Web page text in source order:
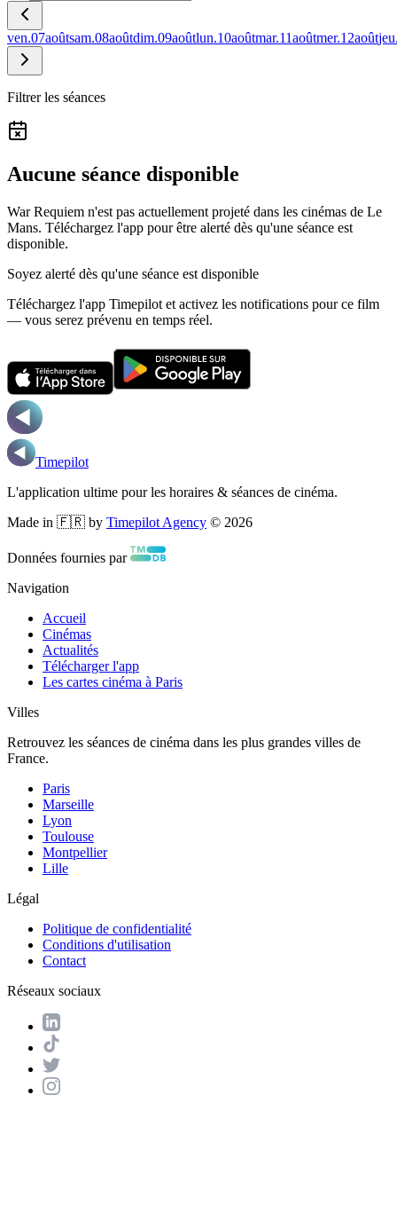
ven.07aoûtsam.08aoûtdim.09aoûtlun.10aoûtmar.11aoûtmer.12août
Filtrer les séances
Aucune séance disponible
War Requiem n'est pas actuellement projeté dans les cinémas de Le
Mans. Téléchargez l'app pour être alerté dès qu'une séance est
disponible.
Soyez alerté dès qu'une séance est disponible
Téléchargez l'app Timepilot et activez les notifications pour ce film
— vous serez prévenu en temps réel.
Timepilot
L'application ultime pour les horaires & séances de cinéma.
Made in 🇫🇷 by Timepilot Agency © 2026
Données fournies par
Navigation
Accueil
Cinémas
Actualités
Télécharger l'app
Les cartes cinéma à Paris
Villes
Retrouvez les séances de cinéma dans les plus grandes villes de
France.
Paris
Marseille
Lyon
Toulouse
Montpellier
Lille
Légal
Politique de confidentialité
Conditions d'utilisation
Contact
Réseaux sociaux